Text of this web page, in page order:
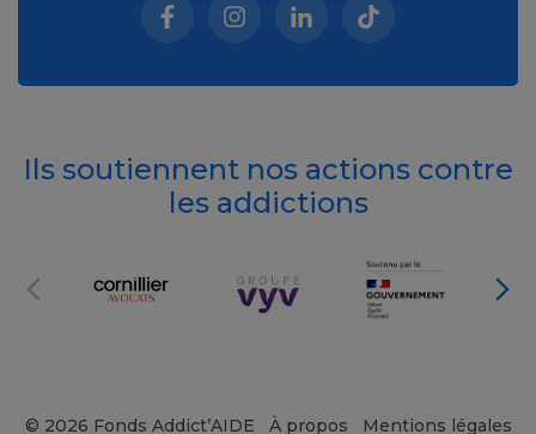
Facebook (nouvelle fenêtre)
Instagram (nouvelle fenêtre)
Linkedin (nouvelle
Tiktok (nouvelle
Ils soutiennent nos actions contre
les addictions
© 2026 Fonds Addict’AIDE À propos Mentions légales